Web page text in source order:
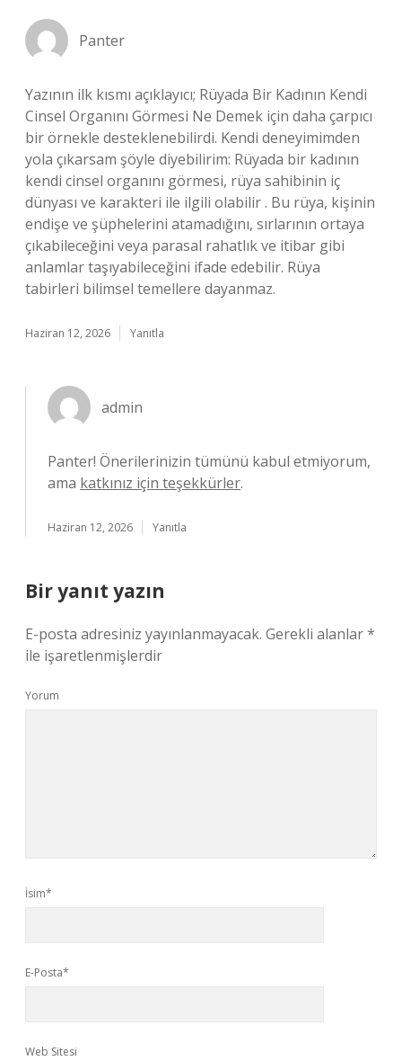
Panter
Yazının ilk kısmı açıklayıcı; Rüyada Bir Kadının Kendi
Cinsel Organını Görmesi Ne Demek için daha çarpıcı
bir örnekle desteklenebilirdi. Kendi deneyimimden
yola çıkarsam şöyle diyebilirim: Rüyada bir kadının
kendi cinsel organını görmesi, rüya sahibinin iç
dünyası ve karakteri ile ilgili olabilir . Bu rüya, kişinin
endişe ve şüphelerini atamadığını, sırlarının ortaya
çıkabileceğini veya parasal rahatlık ve itibar gibi
anlamlar taşıyabileceğini ifade edebilir. Rüya
tabirleri bilimsel temellere dayanmaz.
Haziran 12, 2026 Yanıtla
admin
Panter! Önerilerinizin tümünü kabul etmiyorum,
ama katkınız için teşekkürler.
Haziran 12, 2026 Yanıtla
Bir yanıt yazın
E-posta adresiniz yayınlanmayacak. Gerekli alanlar*
ile işaretlenmişlerdir
Yorum
İsim*
E-Posta*
Web Sitesi